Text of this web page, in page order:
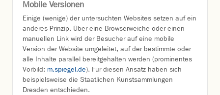
Mobile Versionen
Einige (wenige) der untersuchten Websites setzen auf ein
anderes Prinzip. Über eine Browserweiche oder einen
manuellen Link wird der Besucher auf eine mobile
Version der Website umgeleitet, auf der bestimmte oder
alle Inhalte parallel bereitgehalten werden (prominentes
Vorbild: m.spiegel.de). Für diesen Ansatz haben sich
beispielsweise die Staatlichen Kunstsammlungen
Dresden entschieden.